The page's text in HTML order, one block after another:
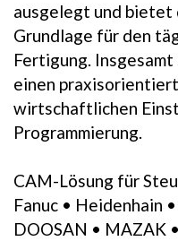
ausgelegt und bietet
Grundlage für den
Fertigung.
einen
wirtschaftlichen
Programmierung.
CAM-Lösung für
Fanuc • Heidenhain
DOOSAN • MAZAK